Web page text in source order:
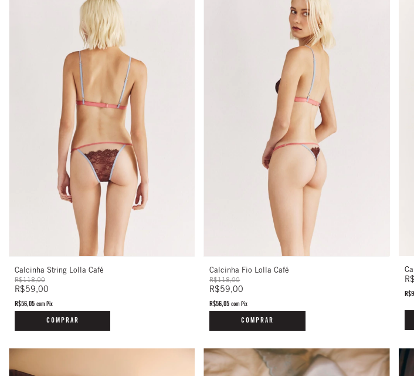
Calcinha String Lolla Café
R$118,00
R$59,00
R$56,05 com Pix
COMPRAR
Calcinha Fio Lolla Café
R$118,00
R$59,00
R$56,05com Pix
COMPRAR